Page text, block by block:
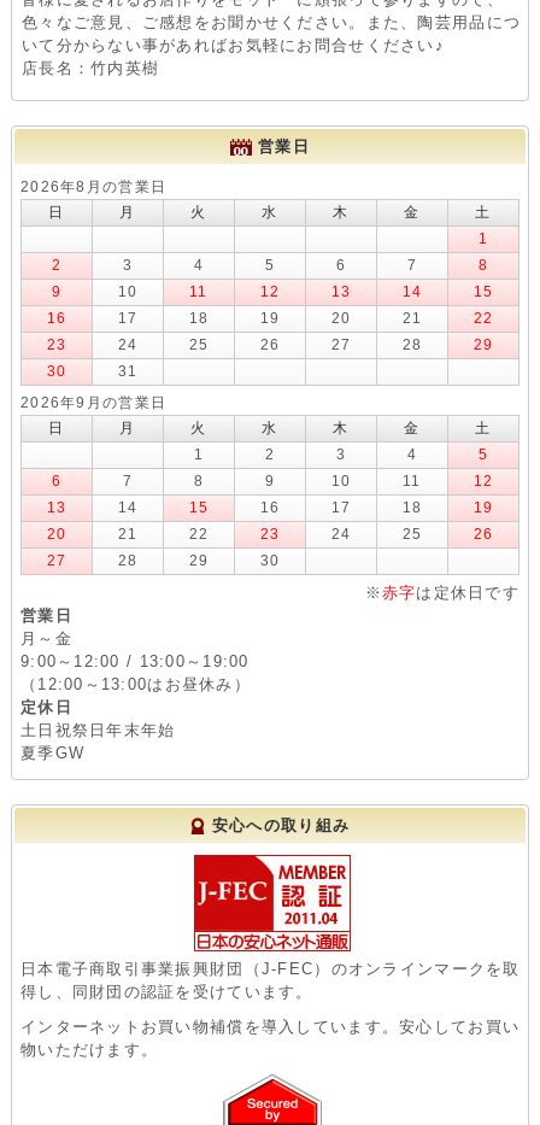
色々なご意見、ご感想をお聞かせください。また、陶芸用品につ
いて分からない事があればお気軽にお問合せください♪
店長名：竹内英樹
営業日
2026年8月の営業日
日
月 火 水 木 金
土
1
2
3 4 5 6 7
8
9
10 11 12 13 14
15
16
17 18 19 20 21
22
23
24 25 26 27 28
29
30
31
2026年9月の営業日
日
月 火 水 木 金
土
1
2 3 4
5
6
7 8 9 10 11
12
13
14 15 16 17 18
19
20
21 22 23 24 25
26
27
28 29 30
※ 赤字は定休日です
営業日
月～金
9:00～12:00 / 13:00～19:00
（12:00～13:00はお昼休み）
定休日
土日祝祭日年末年始
夏季GW
安心への取り組み
日本電子商取引事業振興財団（J-FEC）のオンラインマークを取
得し、同財団の認証を受けています。
インターネットお買い物補償を導入しています。安心してお買い
物いただけます。